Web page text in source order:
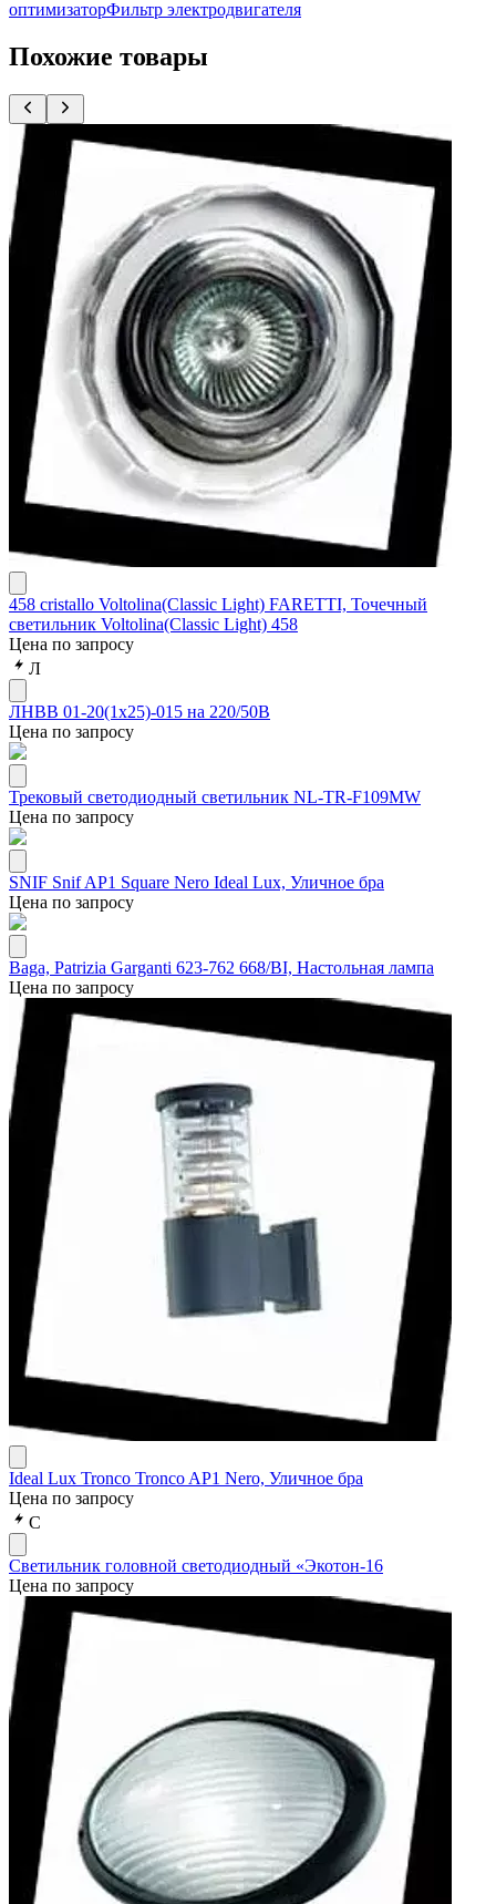
оптимизаторФильтр электродвигателя
Похожие товары
458 cristallo Voltolina(Classic Light) FARETTI, Точечный
светильник Voltolina(Classic Light) 458
Цена по запросу
Л
ЛНВВ 01-20(1х25)-015 на 220/50В
Цена по запросу
Трековый светодиодный светильник NL-TR-F109MW
Цена по запросу
SNIF Snif AP1 Square Nero Ideal Lux, Уличное бра
Цена по запросу
Baga, Patrizia Garganti 623-762 668/BI, Настольная лампа
Цена по запросу
Ideal Lux Tronco Tronco AP1 Nero, Уличное бра
Цена по запросу
С
Светильник головной светодиодный «Экотон-16
Цена по запросу